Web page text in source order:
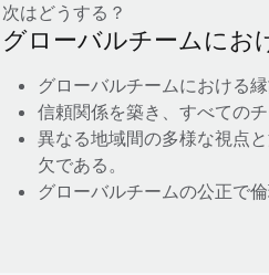
次はどうする？
グローバルチームにお
グローバルチームにおける
信頼関係を築き、すべての
異なる地域間の多様な視点
欠である。
グローバルチームの公正で